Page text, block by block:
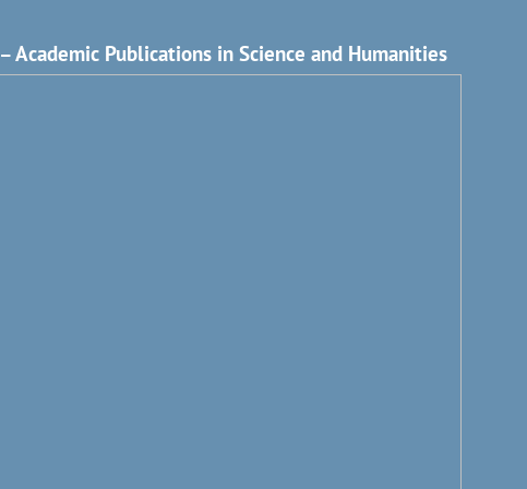
– Academic Publications in Science and Humanities